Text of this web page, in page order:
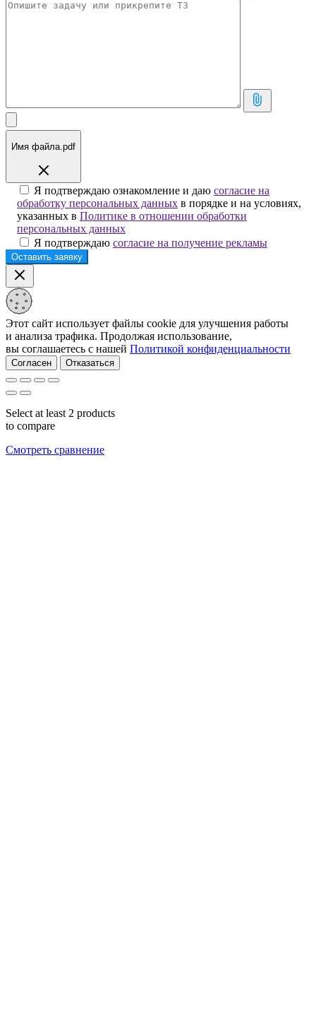
Имя файла.pdf
Я подтверждаю ознакомление и даю согласие на
обработку персональных данных в порядке и на условиях,
указанных в Политике в отношении обработки
персональных данных
Я подтверждаю согласие на получение рекламы
Этот сайт использует файлы cookie для улучшения работы
и анализа трафика. Продолжая использование,
вы соглашаетесь с нашей Политикой конфиденциальности
Согласен Отказаться
Select at least 2 products
to compare
Смотреть сравнение